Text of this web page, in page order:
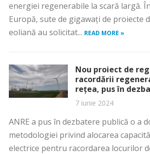
energiei regenerabile la scară largă.
Europă, sute de gigawați de proiecte
eoliană au solicitat... READ MORE »
Nou proiect de
racordării
rețea, pus în
7 iunie 2024
ANRE a pus în dezbatere publică o a
metodologiei privind alocarea
electrice pentru racordarea locurilor